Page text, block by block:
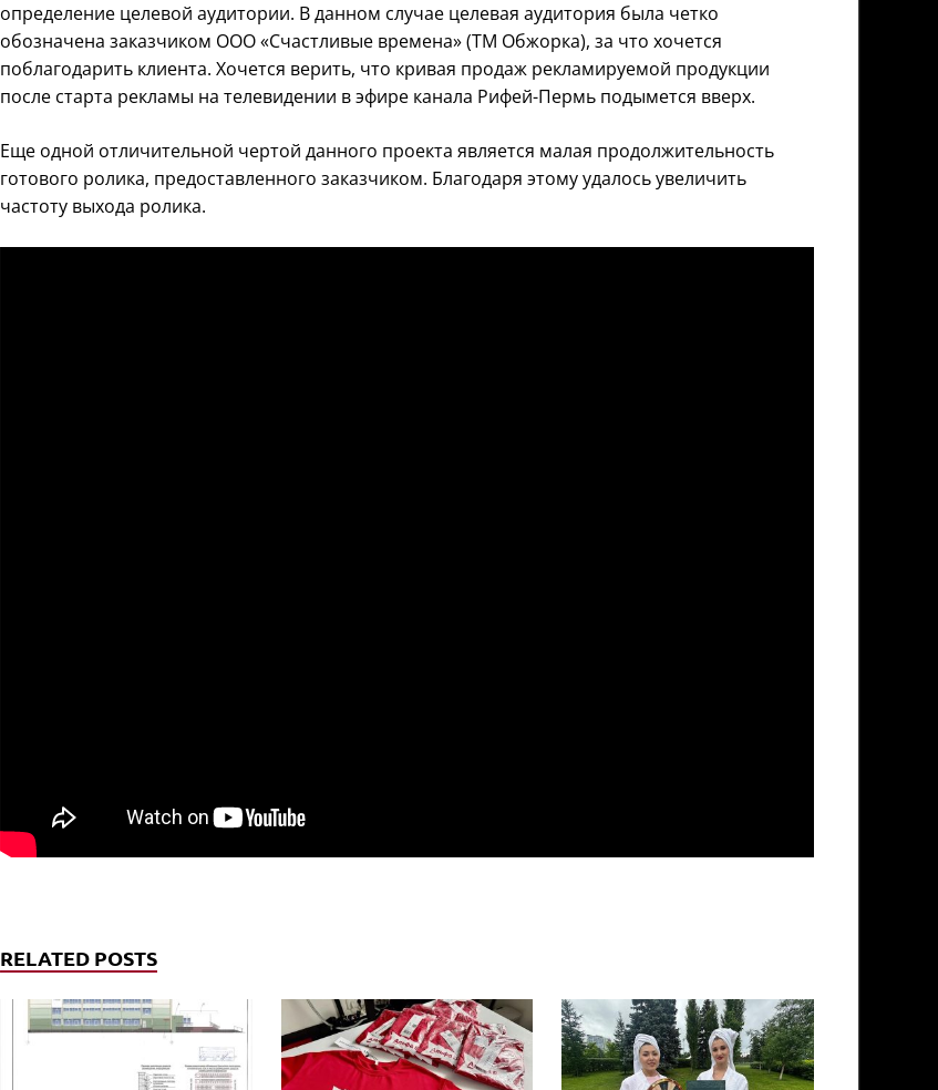
определение целевой аудитории. В данном случае целевая аудитория была четко
обозначена заказчиком ООО «Счастливые времена» (ТМ Обжорка), за что хочется
поблагодарить клиента. Хочется верить, что кривая продаж рекламируемой продукции
после старта рекламы на телевидении в эфире канала Рифей-Пермь подымется вверх.
Еще одной отличительной чертой данного проекта является малая продолжительность
готового ролика, предоставленного заказчиком. Благодаря этому удалось увеличить
частоту выхода ролика.
RELATED POSTS